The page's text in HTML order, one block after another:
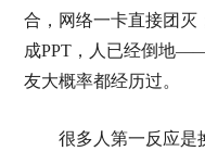
合，网络一卡直接团灭
成PPT，人已经倒地
友大概率都经历过。
很多人第一反应是